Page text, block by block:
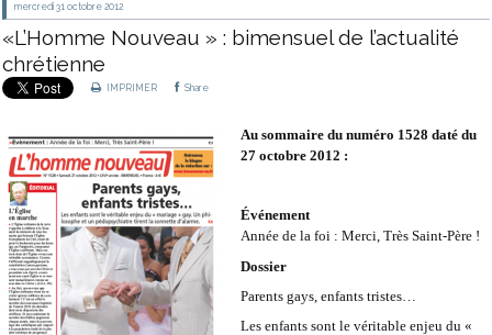
mercredi 31 octobre 2012
«L’Homme Nouveau » : bimensuel de l’actualité
chrétienne
IMPRIMER Share
Au sommaire du numéro 1528 daté du
27 octobre 2012 :
Événement
Année de la foi : Merci, Très Saint-Père !
Dossier
Parents gays, enfants tristes…
Les enfants sont le véritable enjeu du «